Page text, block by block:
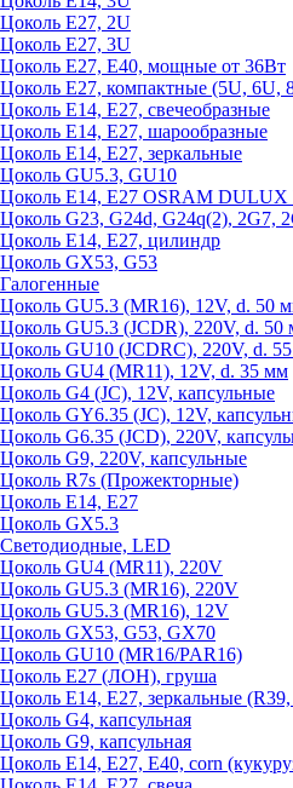
Цоколь Е27, 2U
Цоколь Е27, 3U
Цоколь Е27, Е40, мощные от 36Вт
Цоколь Е27, компактные (5U, 6U,
Цоколь Е14, Е27, свечеобразные
Цоколь Е14, Е27, шарообразные
Цоколь Е14, Е27, зеркальные
Цоколь GU5.3, GU10
Цоколь Е14, Е27 OSRAM DULUX
Цоколь G23, G24d, G24q(2), 2G7,
Цоколь Е14, Е27, цилиндр
Цоколь GX53, G53
Галогенные
Цоколь GU5.3 (MR16), 12V, d. 50
Цоколь GU5.3 (JCDR), 220V, d. 50
Цоколь GU10 (JCDRC), 220V, d.
Цоколь GU4 (MR11), 12V, d. 35 мм
Цоколь G4 (JC), 12V, капсульные
Цоколь GY6.35 (JC), 12V,
Цоколь G6.35 (JCD), 220V,
Цоколь G9, 220V, капсульные
Цоколь R7s (Прожекторные)
Цоколь E14, E27
Цоколь GX5.3
Светодиодные, LED
Цоколь GU4 (MR11), 220V
Цоколь GU5.3 (MR16), 220V
Цоколь GU5.3 (MR16), 12V
Цоколь GX53, G53, GX70
Цоколь GU10 (MR16/PAR16)
Цоколь Е27 (ЛОН), груша
Цоколь Е14, Е27, зеркальные
Цоколь G4, капсульная
Цоколь G9, капсульная
Цоколь Е14, Е27, Е40, corn